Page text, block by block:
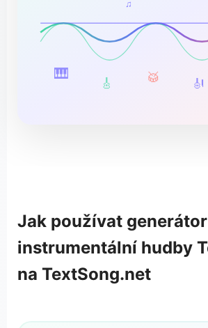
🎹
🎸 🥁 🎻
Jak používat generátor
instrumentální hudby
na TextSong.net